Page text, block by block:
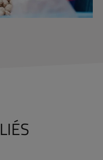
LIÉS